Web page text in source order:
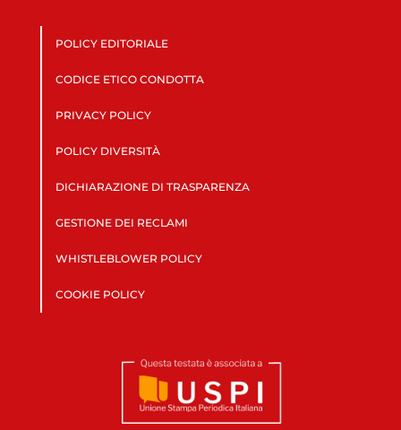
POLICY EDITORIALE
CODICE ETICO CONDOTTA
PRIVACY POLICY
POLICY DIVERSITÀ
DICHIARAZIONE DI TRASPARENZA
GESTIONE DEI RECLAMI
WHISTLEBLOWER POLICY
COOKIE POLICY